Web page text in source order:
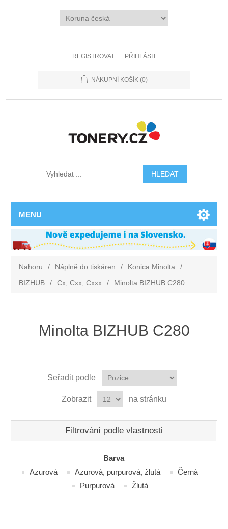
REGISTROVAT PŘIHLÁSIT
NÁKUPNÍ KOŠÍK (0)
MENU
Nahoru / Náplně do tiskáren / Konica Minolta
/
BIZHUB
/ Cx, Cxx, Cxxx / Minolta BIZHUB C280
Minolta BIZHUB C280
Seřadit podle
Zobrazit na stránku
Filtrování podle vlastnosti
Barva
Azurová
Azurová, purpurová, žlutá
Černá
Purpurová
Žlutá